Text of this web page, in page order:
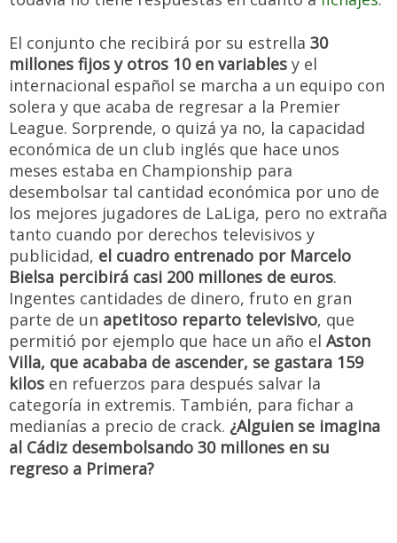
El conjunto che recibirá por su estrella 30
millones fijos y otros 10 en variables y el
internacional español se marcha a un equipo con
solera y que acaba de regresar a la Premier
League. Sorprende, o quizá ya no, la capacidad
económica de un club inglés que hace unos
meses estaba en Championship para
desembolsar tal cantidad económica por uno de
los mejores jugadores de LaLiga, pero no extraña
tanto cuando por derechos televisivos y
publicidad, el cuadro entrenado por Marcelo
Bielsa percibirá casi 200 millones de euros.
Ingentes cantidades de dinero, fruto en gran
parte de un apetitoso reparto televisivo, que
permitió por ejemplo que hace un año el Aston
Villa, que acababa de ascender, se gastara 159
kilos en refuerzos para después salvar la
categoría in extremis. También, para fichar a
medianías a precio de crack. ¿Alguien se imagina
al Cádiz desembolsando 30 millones en su
regreso a Primera?